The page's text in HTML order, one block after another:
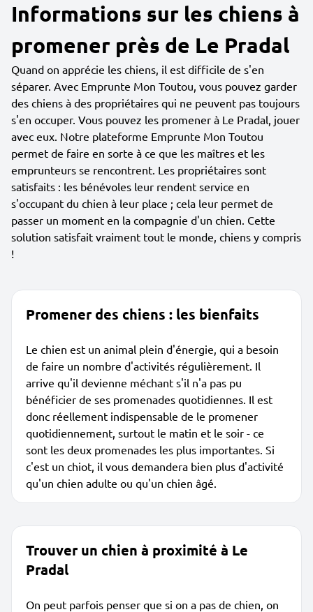
Informations sur les chiens à
promener près de Le Pradal
Quand on apprécie les chiens, il est difficile de s'en
séparer. Avec Emprunte Mon Toutou, vous pouvez garder
des chiens à des propriétaires qui ne peuvent pas toujours
s'en occuper. Vous pouvez les promener à Le Pradal, jouer
avec eux. Notre plateforme Emprunte Mon Toutou
permet de faire en sorte à ce que les maîtres et les
emprunteurs se rencontrent. Les propriétaires sont
satisfaits : les bénévoles leur rendent service en
s'occupant du chien à leur place ; cela leur permet de
passer un moment en la compagnie d'un chien. Cette
solution satisfait vraiment tout le monde, chiens y compris
!
Promener des chiens : les bienfaits
Le chien est un animal plein d'énergie, qui a besoin
de faire un nombre d'activités régulièrement. Il
arrive qu'il devienne méchant s'il n'a pas pu
bénéficier de ses promenades quotidiennes. Il est
donc réellement indispensable de le promener
quotidiennement, surtout le matin et le soir - ce
sont les deux promenades les plus importantes. Si
c'est un chiot, il vous demandera bien plus d'activité
qu'un chien adulte ou qu'un chien âgé.
Trouver un chien à proximité à Le
Pradal
On peut parfois penser que si on a pas de chien, on